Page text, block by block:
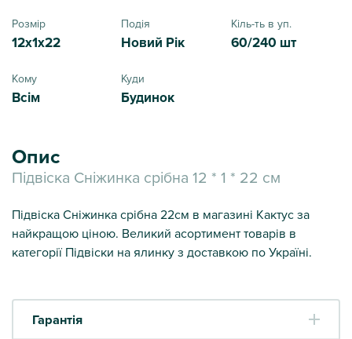
Розмір
12x1x22
Подія
Новий Рік
Кіль-ть в уп.
60/240 шт
Кому
Всім
Куди
Будинок
Опис
Підвіска Сніжинка срібна 12 * 1 * 22 см
Підвіска Сніжинка срібна 22см в магазині Кактус за
найкращою ціною. Великий асортимент товарів в
категорії Підвіски на ялинку з доставкою по Україні.
Гарантія